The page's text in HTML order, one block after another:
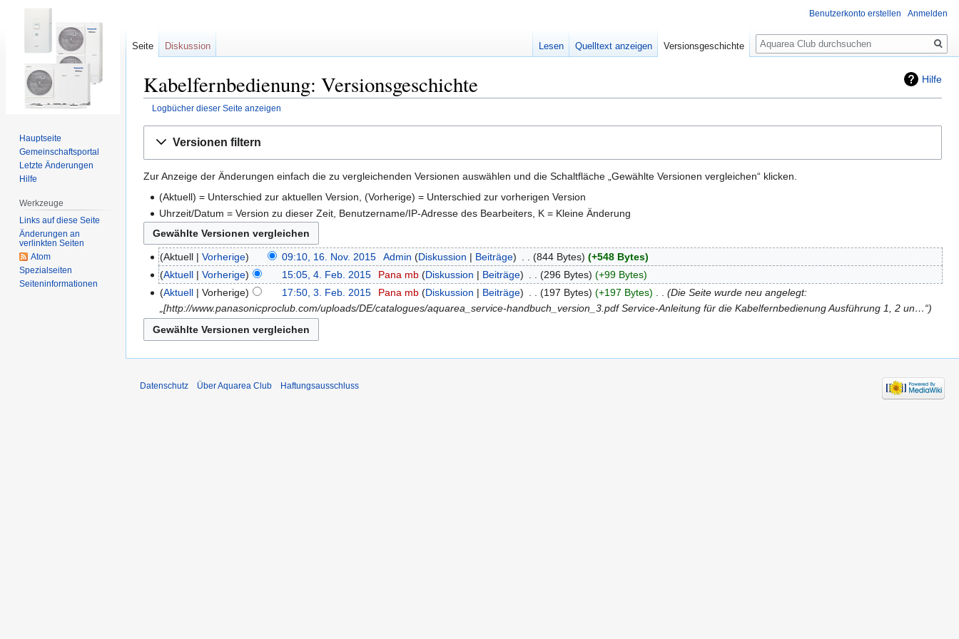
Hilfe
Kabelfernbedienung: Versionsgeschichte
Logbücher dieser Seite anzeigen
Navigation
Suche
Versionen filtern
Zur Anzeige der Änderungen einfach die zu vergleichenden Versionen auswählen und die Schaltfläche „Gewählte Versionen vergleichen“ klicken.
(Aktuell) = Unterschied zur aktuellen Version, (Vorherige) = Unterschied zur vorherigen Version
Uhrzeit/Datum = Version zu dieser Zeit, Benutzername/IP-Adresse des Bearbeiters, K = Kleine Änderung
Aktuell Vorherige 09:10, 16. Nov. 2015 Admin Diskussion Beiträge 844 Bytes
+548 Bytes
Aktuell
Vorherige 15:05, 4. Feb. 2015 Pana mb Diskussion Beiträge 296 Bytes
+99 Bytes
Aktuell
Vorherige 17:50, 3. Feb. 2015 Pana mb Diskussion Beiträge 197 Bytes +197 Bytes
Die Seite wurde neu angelegt:
„[http://www.panasonicproclub.com/uploads/DE/catalogues/aquarea_service-handbuch_version_3.pdf Service-Anleitung für die Kabelfernbedienung Ausführung 1, 2 un…“
Benutzerkonto erstellen Anmelden
Seite Diskussion Lesen Quelltext anzeigen Versionsgeschichte
Suche
Hauptseite
Gemeinschafts­portal
Letzte Änderungen
Hilfe
Werkzeuge
Links auf diese Seite
Änderungen an
verlinkten Seiten
Atom
Spezialseiten
Seiten­informationen
Datenschutz Über Aquarea Club Haftungsausschluss